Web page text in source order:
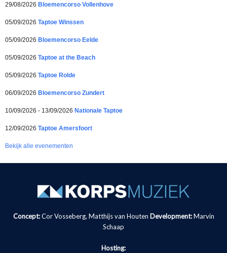
29/08/2026 Bloemencorso Vollenhove
05/09/2026 Taptoe Winssen
05/09/2026 Bloemencorso Eelde
05/09/2026 Taptoe at the Beach
05/09/2026 Taptoe Rolde
06/09/2026 Bloemencorso Zundert
10/09/2026 - 13/09/2026 Nationale Taptoe
12/09/2026 Taptoe Amersfoort
Bekijk alle evenementen
Concept:Cor Vosseberg, Matthijs van Houten Development: Marvin
Schaap
Hosting: